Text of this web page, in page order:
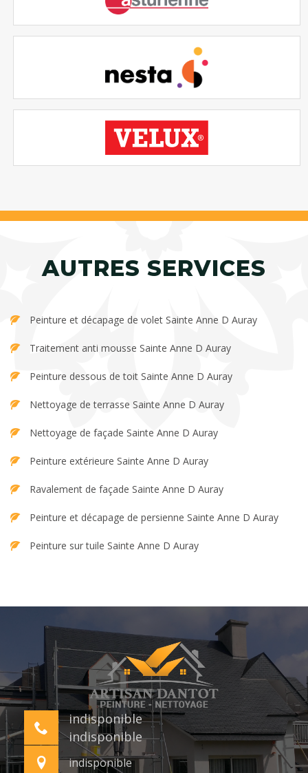
AUTRES SERVICES
Peinture et décapage de volet Sainte Anne D Auray
Traitement anti mousse Sainte Anne D Auray
Peinture dessous de toit Sainte Anne D Auray
Nettoyage de terrasse Sainte Anne D Auray
Nettoyage de façade Sainte Anne D Auray
Peinture extérieure Sainte Anne D Auray
Ravalement de façade Sainte Anne D Auray
Peinture et décapage de persienne Sainte Anne D Auray
Peinture sur tuile Sainte Anne D Auray
indisponible
indisponible
indisponible